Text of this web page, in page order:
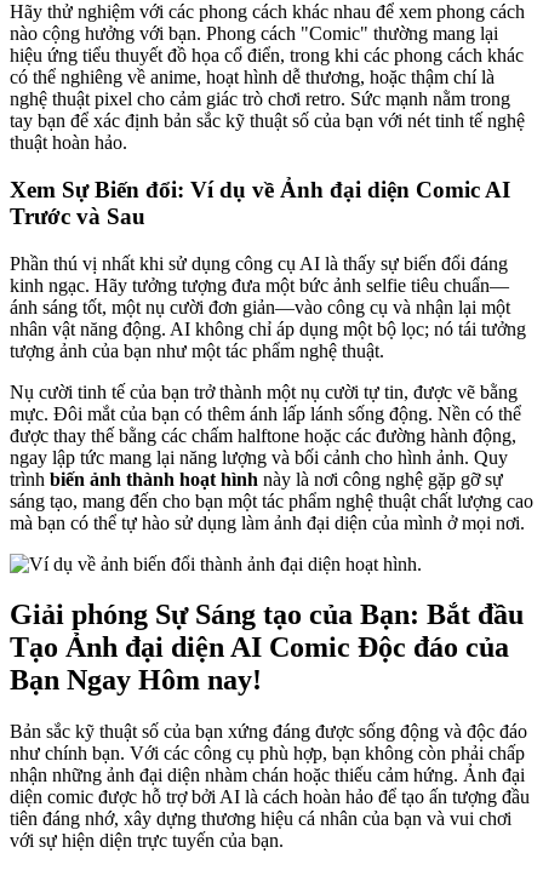
Hãy thử nghiệm với các phong cách khác nhau để xem phong cách
nào cộng hưởng với bạn. Phong cách "Comic" thường mang lại
hiệu ứng tiểu thuyết đồ họa cổ điển, trong khi các phong cách khác
có thể nghiêng về anime, hoạt hình dễ thương, hoặc thậm chí là
nghệ thuật pixel cho cảm giác trò chơi retro. Sức mạnh nằm trong
tay bạn để xác định bản sắc kỹ thuật số của bạn với nét tinh tế nghệ
thuật hoàn hảo.
Xem Sự Biến đổi: Ví dụ về Ảnh đại diện Comic AI
Trước và Sau
Phần thú vị nhất khi sử dụng công cụ AI là thấy sự biến đổi đáng
kinh ngạc. Hãy tưởng tượng đưa một bức ảnh selfie tiêu chuẩn—
ánh sáng tốt, một nụ cười đơn giản—vào công cụ và nhận lại một
nhân vật năng động. AI không chỉ áp dụng một bộ lọc; nó tái tưởng
tượng ảnh của bạn như một tác phẩm nghệ thuật.
Nụ cười tinh tế của bạn trở thành một nụ cười tự tin, được vẽ bằng
mực. Đôi mắt của bạn có thêm ánh lấp lánh sống động. Nền có thể
được thay thế bằng các chấm halftone hoặc các đường hành động,
ngay lập tức mang lại năng lượng và bối cảnh cho hình ảnh. Quy
trình biến ảnh thành hoạt hình này là nơi công nghệ gặp gỡ sự
sáng tạo, mang đến cho bạn một tác phẩm nghệ thuật chất lượng cao
mà bạn có thể tự hào sử dụng làm ảnh đại diện của mình ở mọi nơi.
Giải phóng Sự Sáng tạo của Bạn: Bắt đầu
Tạo Ảnh đại diện AI Comic Độc đáo của
Bạn Ngay Hôm nay!
Bản sắc kỹ thuật số của bạn xứng đáng được sống động và độc đáo
như chính bạn. Với các công cụ phù hợp, bạn không còn phải chấp
nhận những ảnh đại diện nhàm chán hoặc thiếu cảm hứng. Ảnh đại
diện comic được hỗ trợ bởi AI là cách hoàn hảo để tạo ấn tượng đầu
tiên đáng nhớ, xây dựng thương hiệu cá nhân của bạn và vui chơi
với sự hiện diện trực tuyến của bạn.